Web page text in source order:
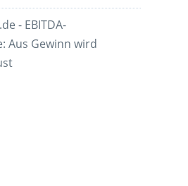
- EBITDA-
Aus Gewinn wird